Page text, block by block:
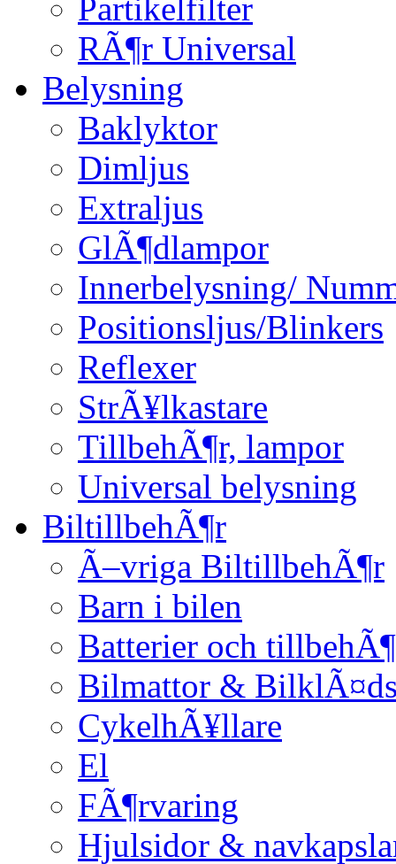
Partikelfilter
RÃ¶r Universal
Belysning
Baklyktor
Dimljus
Extraljus
GlÃ¶dlampor
Innerbelysning/
Positionsljus/Blinkers
Reflexer
StrÃ¥lkastare
TillbehÃ¶r, lampor
Universal belysning
BiltillbehÃ¶r
Ã–vriga BiltillbehÃ¶r
Barn i bilen
Batterier och
Bilmattor &
CykelhÃ¥llare
El
FÃ¶rvaring
Hjulsidor &